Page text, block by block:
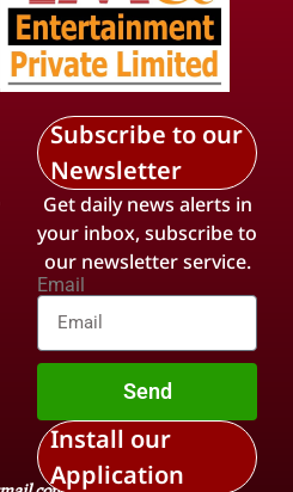
Subscribe to our
Newsletter
Get daily news alerts in
your inbox, subscribe to
our newsletter service.
Email
Send
Install our
Application